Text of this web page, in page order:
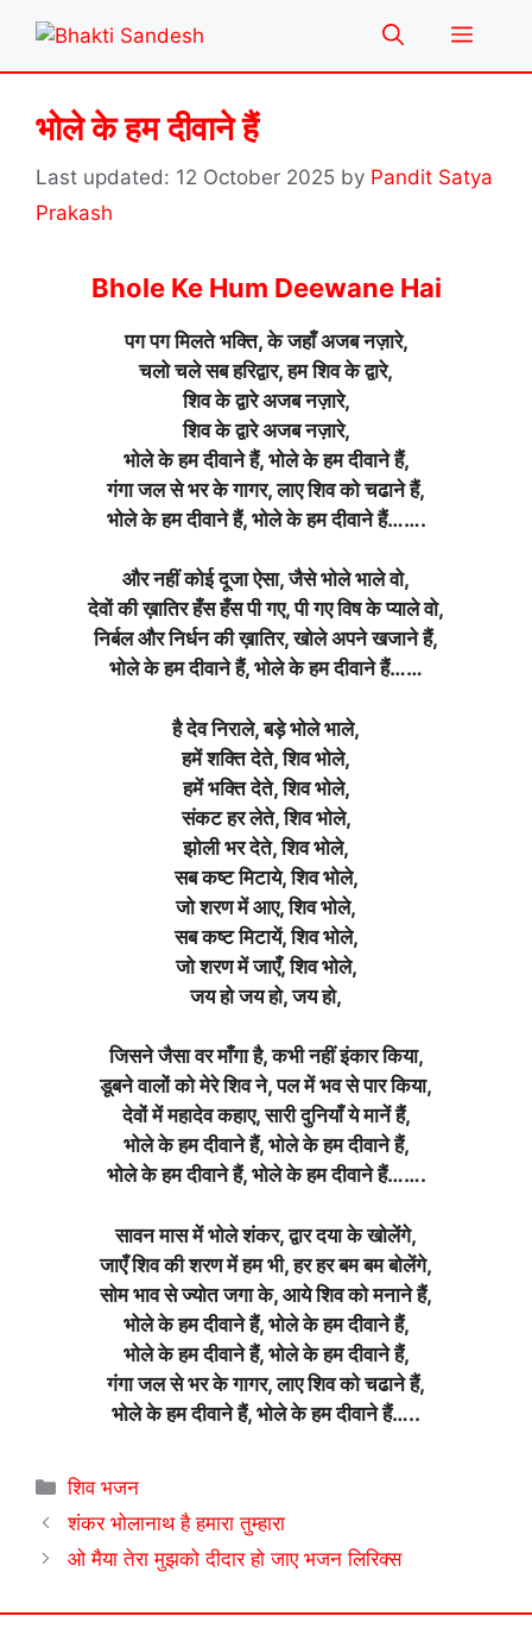
content
Menu
भोले के हम दीवाने हैं
12 October 2025 by Pandit Satya
Prakash
Bhole Ke Hum Deewane Hai
पग पग मिलते भक्ति, के जहाँ अजब नज़ारे,
चलो चले सब हरिद्वार, हम शिव के द्वारे,
शिव के द्वारे अजब नज़ारे,
शिव के द्वारे अजब नज़ारे,
भोले के हम दीवाने हैं, भोले के हम दीवाने हैं,
गंगा जल से भर के गागर, लाए शिव को चढाने हैं,
भोले के हम दीवाने हैं, भोले के हम दीवाने हैं…….
और नहीं कोई दूजा ऐसा, जैसे भोले भाले वो,
देवों की ख़ातिर हँस हँस पी गए, पी गए विष के प्याले वो,
निर्बल और निर्धन की ख़ातिर, खोले अपने खजाने हैं,
भोले के हम दीवाने हैं, भोले के हम दीवाने हैं……
है देव निराले, बड़े भोले भाले,
हमें शक्ति देते, शिव भोले,
हमें भक्ति देते, शिव भोले,
संकट हर लेते, शिव भोले,
झोली भर देते, शिव भोले,
सब कष्ट मिटाये, शिव भोले,
जो शरण में आए, शिव भोले,
सब कष्ट मिटायें, शिव भोले,
जो शरण में जाएँ, शिव भोले,
जय हो जय हो, जय हो,
जिसने जैसा वर माँगा है, कभी नहीं इंकार किया,
डूबने वालों को मेरे शिव ने, पल में भव से पार किया,
देवों में महादेव कहाए, सारी दुनियाँ ये मानें हैं,
भोले के हम दीवाने हैं, भोले के हम दीवाने हैं,
भोले के हम दीवाने हैं, भोले के हम दीवाने हैं…….
सावन मास में भोले शंकर, द्वार दया के खोलेंगे,
जाएँ शिव की शरण में हम भी, हर हर बम बम बोलेंगे,
सोम भाव से ज्योत जगा के, आये शिव को मनाने हैं,
भोले के हम दीवाने हैं, भोले के हम दीवाने हैं,
भोले के हम दीवाने हैं, भोले के हम दीवाने हैं,
गंगा जल से भर के गागर, लाए शिव को चढाने हैं,
भोले के हम दीवाने हैं, भोले के हम दीवाने हैं…..
Categories
शिव भजन
शंकर भोलानाथ है हमारा तुम्हारा
ओ मैया तेरा मुझको दीदार हो जाए भजन लिरिक्स